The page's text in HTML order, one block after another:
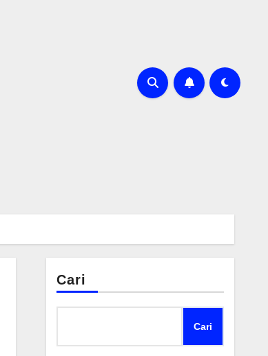
Cari
Cari